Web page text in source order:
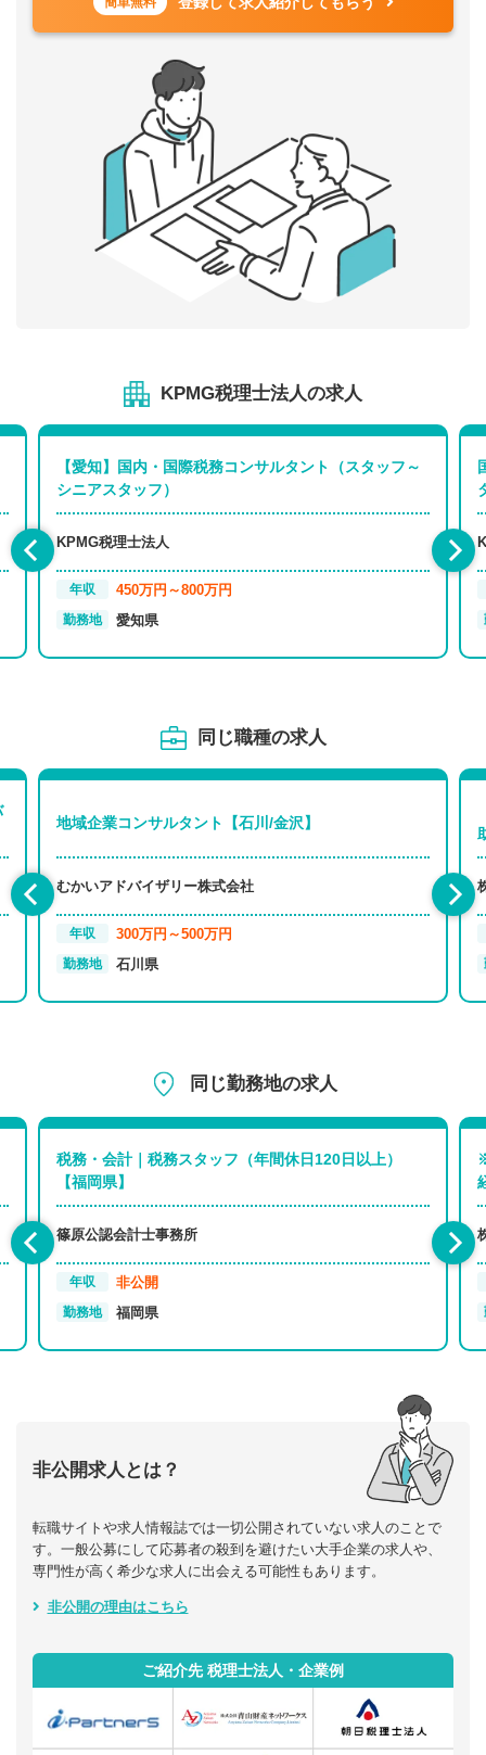
KPMG税理士法人の求人
【愛知】国内・国際税務コンサルタント（スタッフ～
シニアスタッフ）
KPMG税理士法人
年収 450万円～800万円
勤務地 愛知県
同じ職種の求人
地域企業コンサルタント【石川/金沢】
むかいアドバイザリー株式会社
年収 300万円～500万円
勤務地 石川県
同じ勤務地の求人
税務・会計｜税務スタッフ（年間休日120日以上）
【福岡県】
篠原公認会計士事務所
年収 非公開
勤務地 福岡県
非公開求人とは？
転職サイトや求人情報誌では一切公開されていない求人のことで
す。一般公募にして応募者の殺到を避けたい大手企業の求人や、
専門性が高く希少な求人に出会える可能性もあります。
非公開の理由はこちら
ご紹介先 税理士法人・企業例